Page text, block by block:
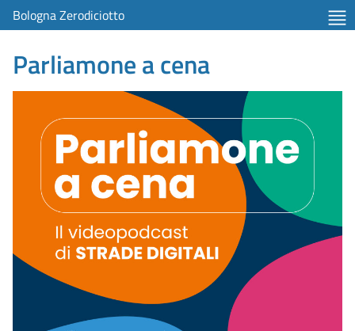
item 1 of 5
Bologna Zerodiciotto
Parliamone a cena